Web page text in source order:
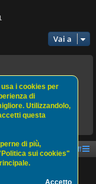
Vai a
i cookies per
di
Utilizzandolo,
questa
di più,
sui cookies"
Accetto
Staff
sui cookies
Limited